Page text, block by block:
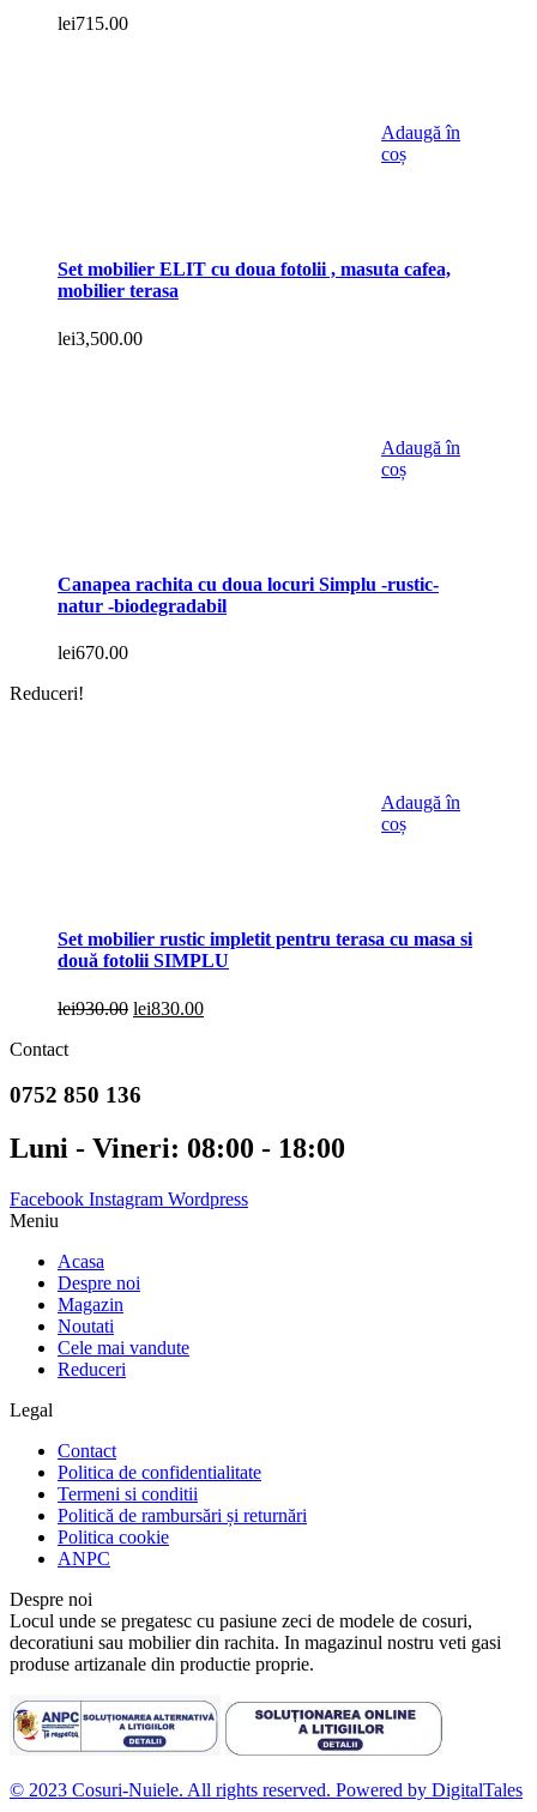
lei715.00
Adaugă în
coș
Set mobilier ELIT cu doua fotolii , masuta cafea,
mobilier terasa
lei3,500.00
Adaugă în
coș
Canapea rachita cu doua locuri Simplu -rustic-
natur -biodegradabil
lei670.00
Reduceri!
Adaugă în
coș
Set mobilier rustic impletit pentru terasa cu masa si
două fotolii SIMPLU
lei930.00 Prețul
lei930.00.
lei830.00Prețul
Contact
0752 850 136
Luni - Vineri: 08:00 - 18:00
Facebook Instagram Wordpress
Meniu
Acasa
Despre noi
Magazin
Noutati
Cele mai vandute
Reduceri
Legal
Contact
Politica de confidentialitate
Termeni si conditii
Politică de rambursări și returnări
Politica cookie
ANPC
Despre noi
Locul unde se pregatesc cu pasiune zeci de modele de cosuri,
decoratiuni sau mobilier din rachita. In magazinul nostru veti gasi
produse artizanale din productie proprie.
© 2023 Cosuri-Nuiele. All rights reserved. Powered by DigitalTales